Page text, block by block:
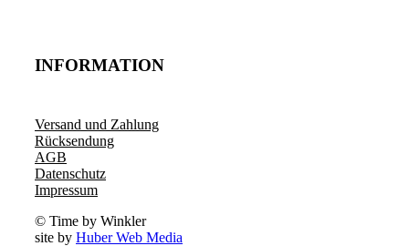
INFORMATION
Versand und Zahlung
Rücksendung
AGB
Datenschutz
Impressum
© Time by Winkler
site by Huber Web Media